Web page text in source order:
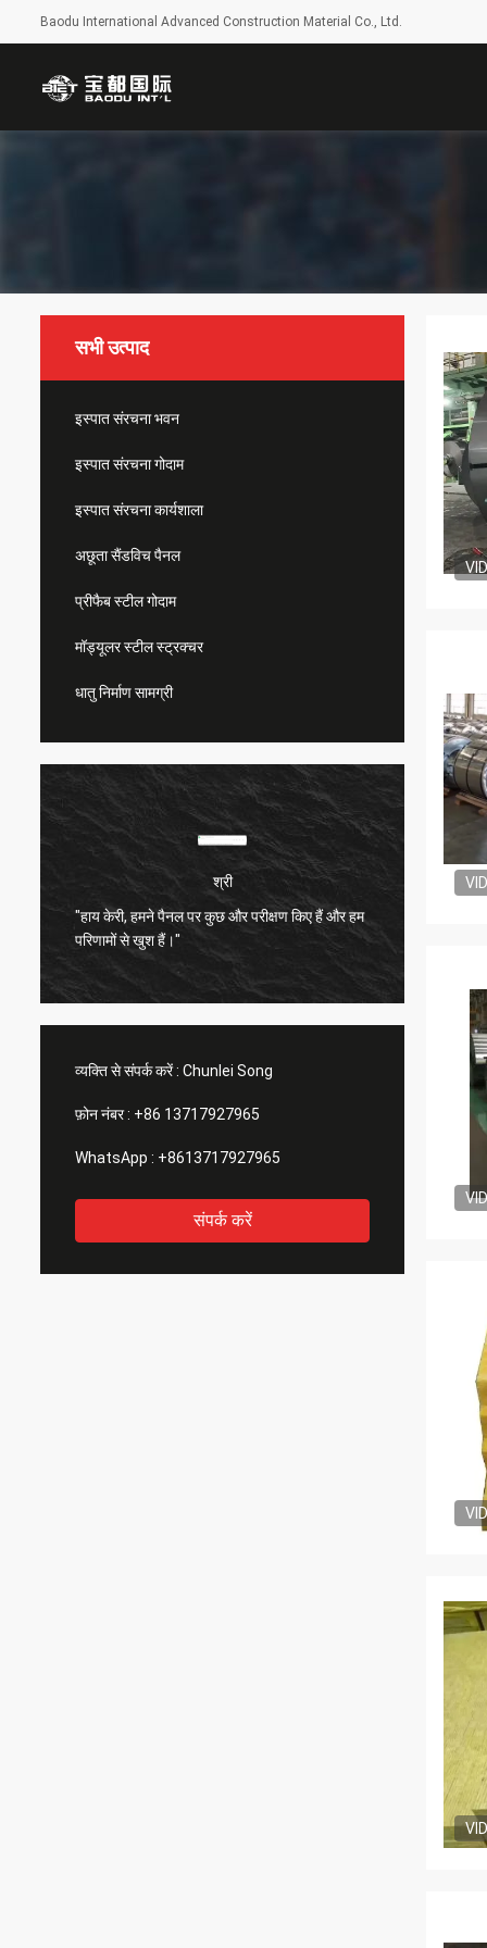
Baodu International Advanced Construction Material Co., Ltd.
सभी उत्पाद
इस्पात संरचना भवन
इस्पात संरचना गोदाम
इस्पात संरचना कार्यशाला
अछूता सैंडविच पैनल
प्रीफैब स्टील गोदाम
मॉड्यूलर स्टील स्ट्रक्चर
धातु निर्माण सामग्री
श्री
"हाय केरी, हमने पैनल पर कुछ और परीक्षण किए हैं और हम
परिणामों से खुश हैं।"
व्यक्ति से संपर्क करें : Chunlei Song
फ़ोन नंबर : +86 13717927965
WhatsApp : +8613717927965
संपर्क करें